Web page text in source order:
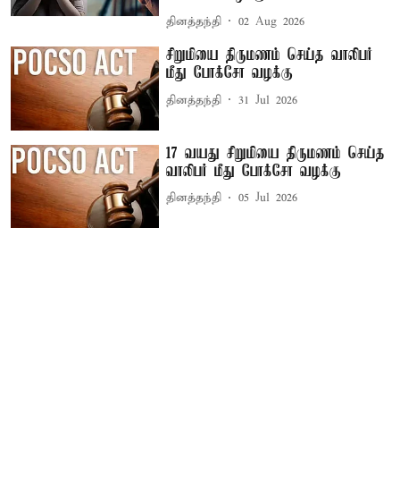
தினத்தந்தி 02 Aug 2026
சிறுமியை திருமணம் செய்த வாலிபர்
மீது போக்சோ வழக்கு
தினத்தந்தி 31 Jul 2026
17 வயது சிறுமியை திருமணம் செய்த
வாலிபர் மீது போக்சோ வழக்கு
தினத்தந்தி 05 Jul 2026